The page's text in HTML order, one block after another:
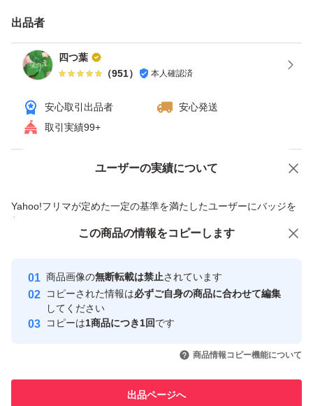
バラなので、けっこう早く乾きます。
皮がどんどん赤っぽく、なってきます。
生にんにくで一番のオススメは
★にんにく醤油漬け★です(*^^*)
使えて便利です(*^^*)
にんにくが少ない時期に
にんにくの醤油漬けが少しでもあると
いいですよ(*^^*)
林檎をかじると、酸素が匂いを分解して
出品者
四つ葉
（951） 本人確認済
安心取引出品者
安心発送
取引実績99+
ユーザーの実績について
Yahoo!フリマが定めた一定の基準を満たしたユーザーにバッジを
付与しています
安心取引出品者
心・安全なユーザーです
取引実績
引を完了させた実績があります
での取引実績があります
価格の相談 商品への質問
この商品の情報をコピーします
商品画像の無断転載は禁止されています
コピーされた情報は必ずご自身の商品に合わせて編集
してください
コピーは1商品につき1回です
商品情報コピー機能について
出品ページへ
この商品をみている人にオススメ